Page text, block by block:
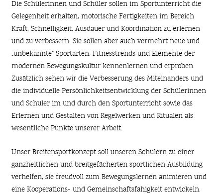
Die Schülerinnen und Schüler sollen im Sportunterricht die
Gelegenheit erhalten, motorische Fertigkeiten im Bereich
Kraft, Schnelligkeit, Ausdauer und Koordination zu erlernen
und zu verbessern. Sie sollen aber auch vermehrt neue und
„unbekannte“ Sportarten, Fitnesstrends und Elemente der
modernen Bewegungskultur kennenlernen und erproben.
Zusätzlich sehen wir die Verbesserung des Miteinanders und
die individuelle Persönlichkeitsentwicklung der Schülerinnen
und Schüler im und durch den Sportunterricht sowie das
Erlernen und Gestalten von Regelwerken und Ritualen als
wesentliche Punkte unserer Arbeit.
Unser Breitensportkonzept soll unseren Schülern zu einer
ganzheitlichen und breitgefächerten sportlichen Ausbildung
verhelfen, sie freudvoll zum Bewegungslernen animieren und
eine Kooperations- und Gemeinschaftsfähigkeit entwickeln.